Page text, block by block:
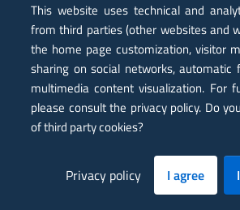
Certified mail PEC
Privacy
Legal notes
Contacts
Accessibility statement
This website uses technical and
from third parties (other websites and
the home page customization, visitor
sharing on social networks,
multimedia content visualization. For
please consult the privacy policy. Do
of third party cookies?
Privacy policy I agree